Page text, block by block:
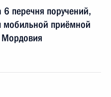
6 перечня поручений,
мобильной приёмной
Мордовия